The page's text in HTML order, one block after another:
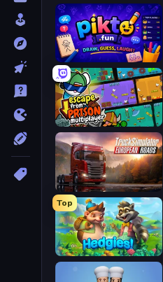
Pikto.fun
Escape From Prison Multiplayer
Truck Simulator: European Roads
Top
Hedgies